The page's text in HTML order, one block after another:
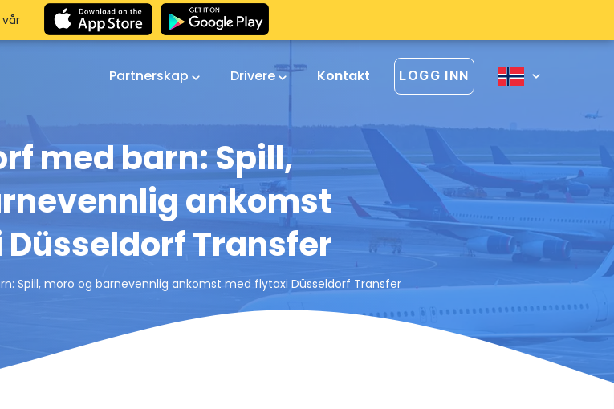
Partnerskap Drivere Kontakt LOGG INN
med barn: Spill,
ankomst
Transfer
Spill, moro og barnevennlig ankomst med flytaxi Düsseldorf Transfer